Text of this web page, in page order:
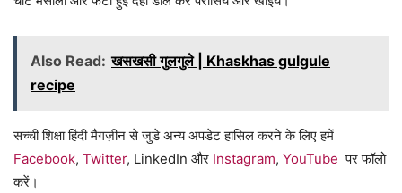
Also Read: खसखसी गुलगुले | Khaskhas gulgule
recipe
सच्ची शिक्षा हिंदी मैगज़ीन से जुडे अन्य अपडेट हासिल करने के लिए हमें
Facebook, Twitter, LinkedIn और Instagram, YouTube पर फॉलो
करें।